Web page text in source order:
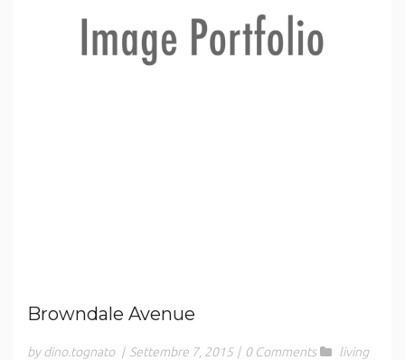
Browndale Avenue
by dino.tognato | Settembre 7, 2015 | 0 Comments
living